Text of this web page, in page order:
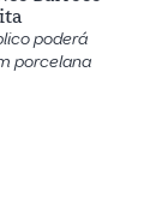
poderá
porcelana